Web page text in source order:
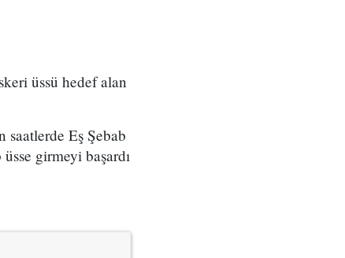
üssü hedef alan
saatlerde Eş Şebab
üsse girmeyi başardı